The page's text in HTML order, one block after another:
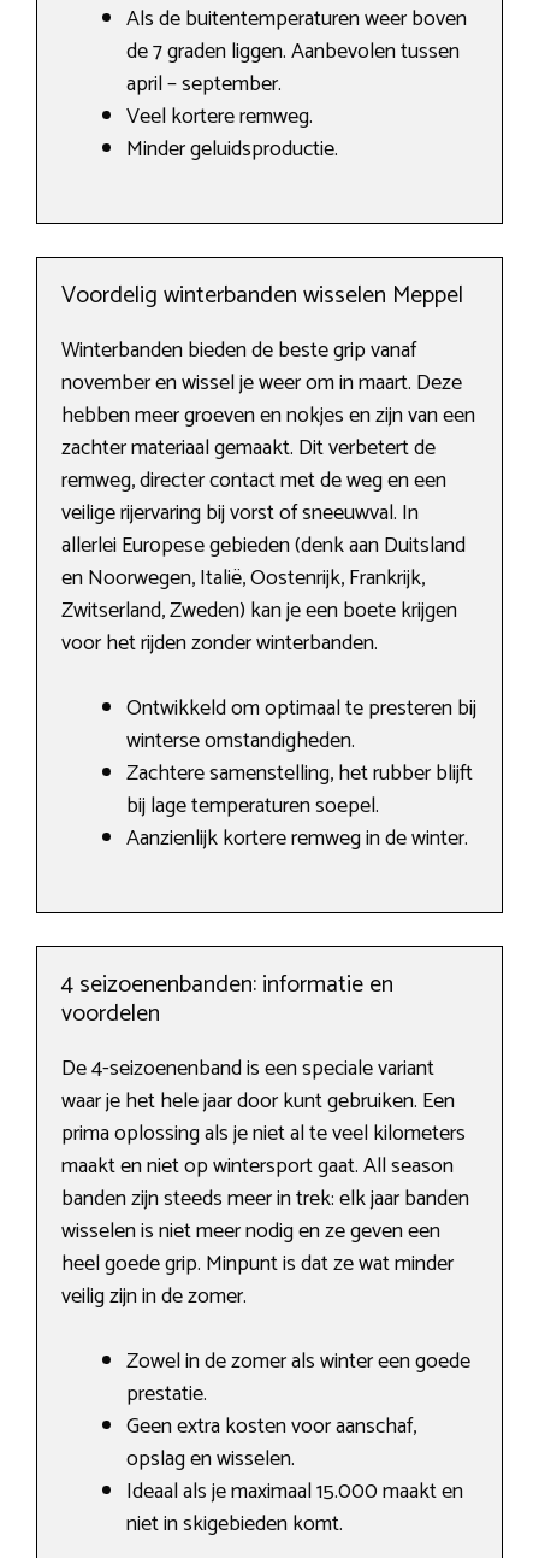
Als de buitentemperaturen weer boven
de 7 graden liggen. Aanbevolen tussen
april – september.
Veel kortere remweg.
Minder geluidsproductie.
Voordelig winterbanden wisselen Meppel
Winterbanden bieden de beste grip vanaf
november en wissel je weer om in maart. Deze
hebben meer groeven en nokjes en zijn van een
zachter materiaal gemaakt. Dit verbetert de
remweg, directer contact met de weg en een
veilige rijervaring bij vorst of sneeuwval. In
allerlei Europese gebieden (denk aan Duitsland
en Noorwegen, Italië, Oostenrijk, Frankrijk,
Zwitserland, Zweden) kan je een boete krijgen
voor het rijden zonder winterbanden.
Ontwikkeld om optimaal te presteren bij
winterse omstandigheden.
Zachtere samenstelling, het rubber blijft
bij lage temperaturen soepel.
Aanzienlijk kortere remweg in de winter.
4 seizoenenbanden: informatie en
voordelen
De 4-seizoenenband is een speciale variant
waar je het hele jaar door kunt gebruiken. Een
prima oplossing als je niet al te veel kilometers
maakt en niet op wintersport gaat. All season
banden zijn steeds meer in trek: elk jaar banden
wisselen is niet meer nodig en ze geven een
heel goede grip. Minpunt is dat ze wat minder
veilig zijn in de zomer.
Zowel in de zomer als winter een goede
prestatie.
Geen extra kosten voor aanschaf,
opslag en wisselen.
Ideaal als je maximaal 15.000 maakt en
niet in skigebieden komt.